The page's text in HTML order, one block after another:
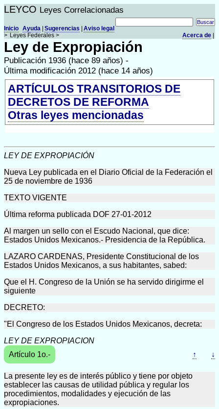
LEYCO Leyes Correlacionadas
Aviso legal
Sugerencias
Ayuda
Acerca de
Inicio
> Leyes Federales >
Ley de Expropiación
Publicación 1936 (hace 89 años) -
Última modificación 2012 (hace 14 años)
ARTÍCULOS TRANSITORIOS DE
DECRETOS DE REFORMA
Otras leyes mencionadas
LEY DE EXPROPIACIÓN
Nueva Ley publicada en el Diario Oficial de la Federación el
25 de noviembre de 1936
TEXTO VIGENTE
Última reforma publicada DOF 27-01-2012
Al margen un sello con el Escudo Nacional, que dice:
Estados Unidos Mexicanos.- Presidencia de la República.
LAZARO CARDENAS, Presidente Constitucional de los
Estados Unidos Mexicanos, a sus habitantes, sabed:
Que el H. Congreso de la Unión se ha servido dirigirme el
siguiente
DECRETO:
"El Congreso de los Estados Unidos Mexicanos, decreta:
LEY DE EXPROPIACION
Artículo 1o.-
↑ ↓
La presente ley es de interés público y tiene por objeto
establecer las causas de utilidad pública y regular los
procedimientos, modalidades y ejecución de las
expropiaciones.